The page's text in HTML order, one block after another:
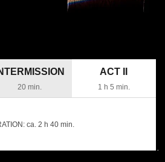
20 min.
ACT II
1 h 5 min.
ca. 2 h 40 min.
następny